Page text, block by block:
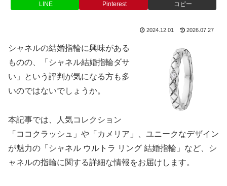
LINE Pinterest コピー
2024.12.01 2026.07.27
シャネルの結婚指輪に興味がある
ものの、「シャネル結婚指輪ダサ
い」という評判が気になる方も多
いのではないでしょうか。
本記事では、人気コレクション
「ココクラッシュ」や「カメリア」、ユニークなデザイン
が魅力の「シャネル ウルトラ リング 結婚指輪」など、シ
ャネルの指輪に関する詳細な情報をお届けします。